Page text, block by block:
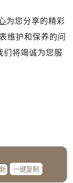
为您分享的精彩
维护和保养的问
们将竭诚为您服
一键复制